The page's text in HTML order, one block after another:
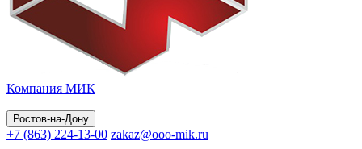
Компания МИК
Ростов-на-Дону
+7 (863) 224-13-00 zakaz@ooo-mik.ru